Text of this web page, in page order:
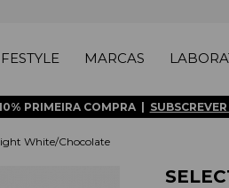
MARCAS
PRIMEIRA COMPRA |
White/Chocolate